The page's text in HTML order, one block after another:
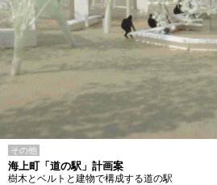
その他
海上町「道の駅」計画案
樹木とベルトと建物で構成する道の駅